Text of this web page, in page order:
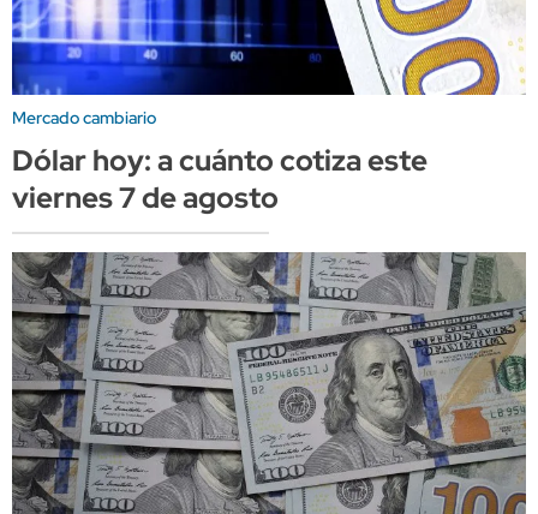
Mercado cambiario
Dólar hoy: a cuánto cotiza este
viernes 7 de agosto